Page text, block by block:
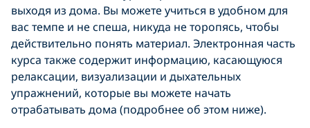
выходя из дома. Вы можете учиться в удобном для
вас темпе и не спеша, никуда не торопясь, чтобы
действительно понять материал. Электронная часть
курса также содержит информацию, касающуюся
релаксации, визуализации и дыхательных
упражнений, которые вы можете начать
отрабатывать дома (подробнее об этом ниже).